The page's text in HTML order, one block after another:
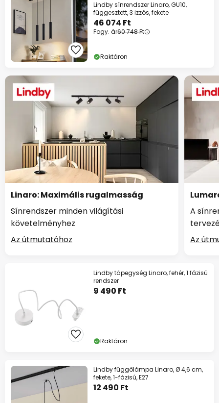
Lindby sínrendszer Linaro, GU10,
függesztett, 3 izzós, fekete
46 074 Ft
Fogy. ár60 748 Ft
Raktáron
Linaro: Maximális rugalmasság
Sínrendszer minden világítási
követelményhez
Az útmutatóhoz
A
Az
Lindby tápegység Linaro, fehér, 1 fázisú
rendszer
9 490 Ft
Raktáron
Lindby függőlámpa Linaro, Ø 4,6 cm,
fekete, 1-fázisú, E27
12 490 Ft